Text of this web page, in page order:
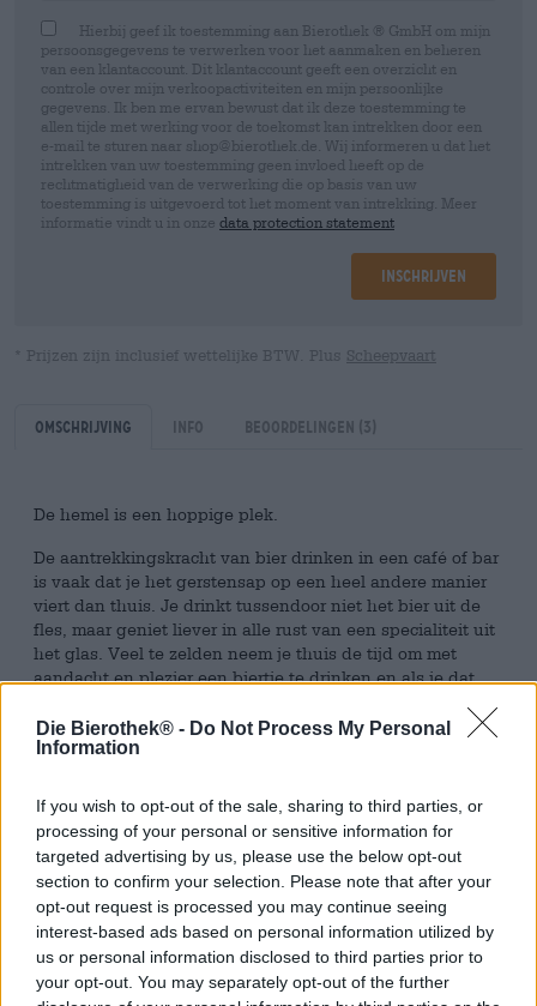
Die Bierothek® - Do Not Process My Personal
Information
If you wish to opt-out of the sale, sharing to third parties, or
processing of your personal or sensitive information for
targeted advertising by us, please use the below opt-out
section to confirm your selection. Please note that after your
opt-out request is processed you may continue seeing
interest-based ads based on personal information utilized by
us or personal information disclosed to third parties prior to
your opt-out. You may separately opt-out of the further
Hierbij geef ik toestemming aan Bierothek ® GmbH om mijn
persoonsgegevens te verwerken voor het aanmaken en beheren
van een klantaccount. Dit klantaccount geeft een overzicht en
controle over mijn verkoopactiviteiten en mijn persoonlijke
gegevens. Ik ben me ervan bewust dat ik deze toestemming te
allen tijde met werking voor de toekomst kan intrekken door een
e-mail te sturen naar shop@bierothek.de. Wij informeren u dat het
intrekken van uw toestemming geen invloed heeft op de
rechtmatigheid van de verwerking die op basis van uw
toestemming is uitgevoerd tot het moment van intrekking. Meer
informatie vindt u in onze data protection statement
Inschrijven
* Prijzen zijn inclusief wettelijke BTW. Plus Scheepvaart
Omschrijving Info Beoordelingen (3)
De hemel is een hoppige plek.
De aantrekkingskracht van bier drinken in een café of bar
is vaak dat je het gerstensap op een heel andere manier
viert dan thuis. Je drinkt tussendoor niet het bier uit de
fles, maar geniet liever in alle rust van een specialiteit uit
het glas. Veel te zelden neem je thuis de tijd om met
aandacht en plezier een biertje te drinken en als je dat
meer!
wijze te vieren! Dankzij de bijzondere vorm brengt het
Bierothek®
proefglas elke subtiele smaaknuance naar
voren en maakt het bier tot een bierspecialiteit met
onverwachte aroma’s en complexe niveaus.
Het Bierothek proefglas is een souvenir uit de nummer
één bierhotspot van Berlijn dat elk bierhart sneller doet
kloppen. En in tegenstelling tot andere souvenirs zal deze